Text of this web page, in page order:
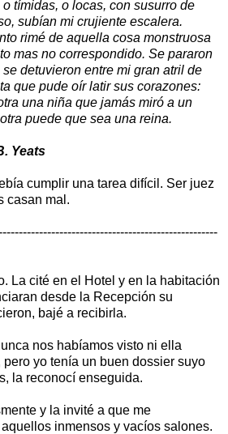
tímidas, o locas, con susurro de
subían mi crujiente escalera.
rimé de aquella cosa monstruosa
mas no correspondido. Se pararon
detuvieron entre mi gran atril de
que pude oír latir sus corazones:
una niña que jamás miró a un
puede que sea una reina.
Yeats
cumplir una tarea difícil. Ser juez
casan mal.
La cité en el Hotel y en la habitación
desde la Recepción su
bajé a recibirla.
nos habíamos visto ni ella
pero yo tenía un buen dossier suyo
la reconocí enseguida.
y la invité a que me
inmensos y vacíos salones.